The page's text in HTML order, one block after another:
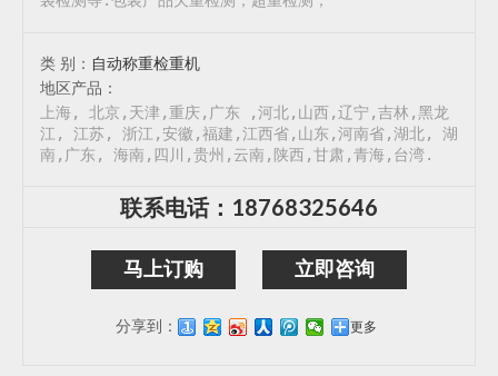
类 别： 自动称重检重机
地区产品：
上海, 北京,天津,重庆,广东 ,河北,山西,辽宁,吉林,黑龙
江, 江苏, 浙江,安徽,福建,江西省,山东,河南省,湖北, 湖
南,广东, 海南,四川,贵州,云南,陕西,甘肃,青海,台湾.
联系电话：18768325646
马上订购 立即咨询
分享到： 更多